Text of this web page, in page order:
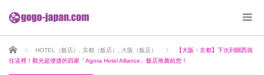
ホーム HOTEL（飯店） 京都（飯店） 大阪（飯店）
【大阪・京都】下次到關西就
住這裡！觀光超便捷的四家「Agora Hotel Alliance」飯店推薦給您！